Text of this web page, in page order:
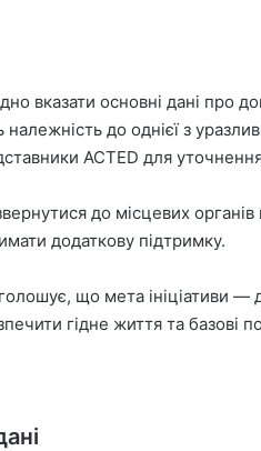
вказати основні дані про
до однієї з
ACTED для
до місцевих
додаткову підтримку.
що мета ініціативи
гідне життя та